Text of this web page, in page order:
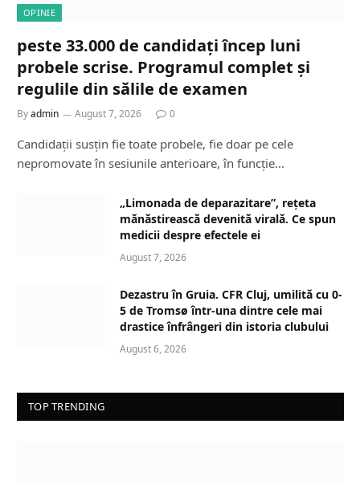
OPINIE
peste 33.000 de candidați încep luni
probele scrise. Programul complet și
regulile din sălile de examen
Byadmin August 7, 2026 0
Candidații susțin fie toate probele, fie doar pe cele
nepromovate în sesiunile anterioare, în funcție…
„Limonada de deparazitare”, rețeta
mănăstirească devenită virală. Ce spun
medicii despre efectele ei
August 7, 2026
Dezastru în Gruia. CFR Cluj, umilită cu 0-
5 de Tromsø într-una dintre cele mai
drastice înfrângeri din istoria clubului
August 6, 2026
TOP TRENDING